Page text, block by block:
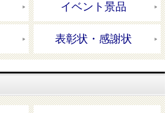
イベント景品
表彰状・感謝状